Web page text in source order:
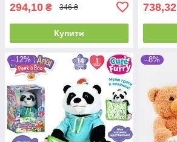
294,10 ₴ 346 ₴
Купити
738,32
–12% –8%